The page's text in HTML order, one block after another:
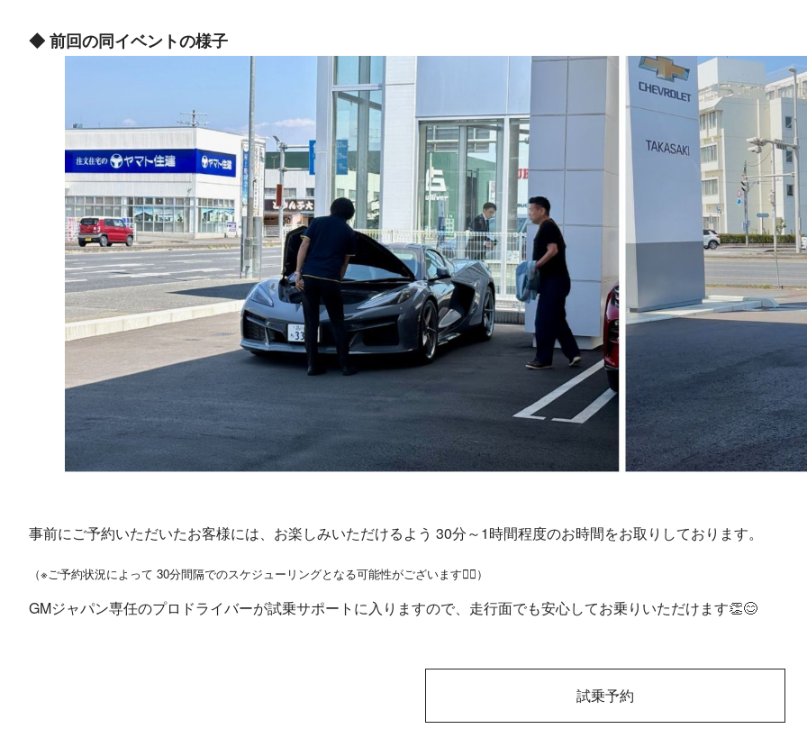
◆ 前回の同イベントの様子
事前にご予約いただいたお客様には、お楽しみいただけるよう 30分～1時間程度のお時間をお取りしております。
（※ご予約状況によって 30分間隔でのスケジューリングとなる可能性がございます🙇‍♀️）
GMジャパン専任のプロドライバーが試乗サポートに入りますので、走行面でも安心してお乗りいただけます👏😊
試乗予約